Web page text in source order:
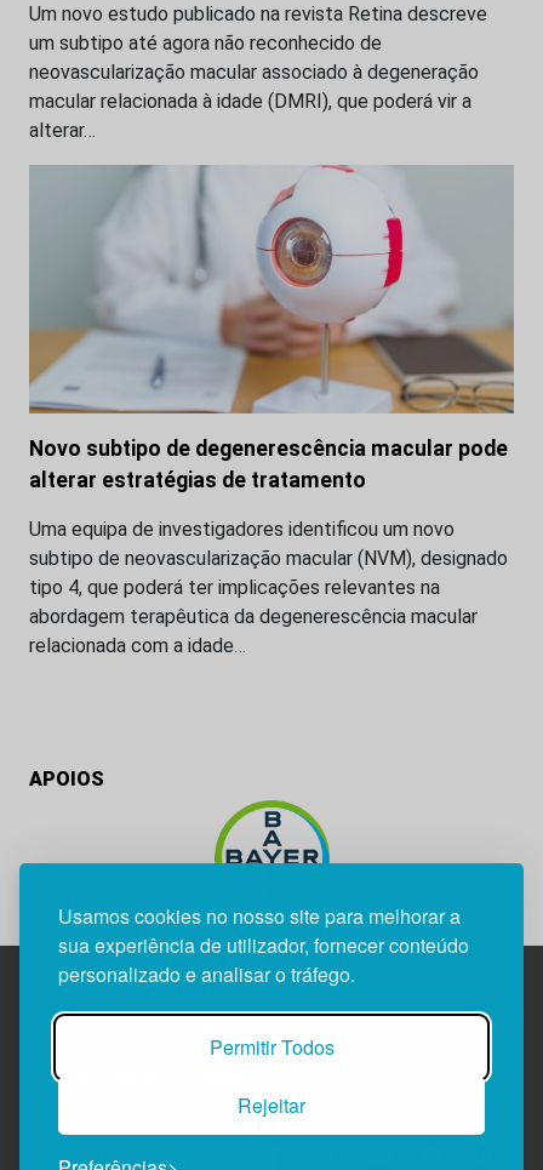
Usamos cookies no nosso site para melhorar a
sua experiência de utilizador, fornecer conteúdo
personalizado e analisar o tráfego.
Permitir Todos
Rejeitar
Um novo estudo publicado na revista Retina descreve
um subtipo até agora não reconhecido de
neovascularização macular associado à degeneração
macular relacionada à idade (DMRI), que poderá vir a
alterar…
Novo subtipo de degenerescência macular pode
alterar estratégias de tratamento
Uma equipa de investigadores identificou um novo
subtipo de neovascularização macular (NVM), designado
tipo 4, que poderá ter implicações relevantes na
abordagem terapêutica da degenerescência macular
relacionada com a idade…
APOIOS
Edif. Lisboa Oriente | Av. Infante D. Henrique, n.º 333H, esc.
1800-282 Lisboa | Portugal